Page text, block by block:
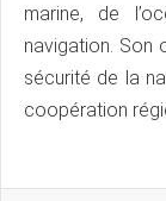
marine, de
navigation. Son
sécurité de la
coopération